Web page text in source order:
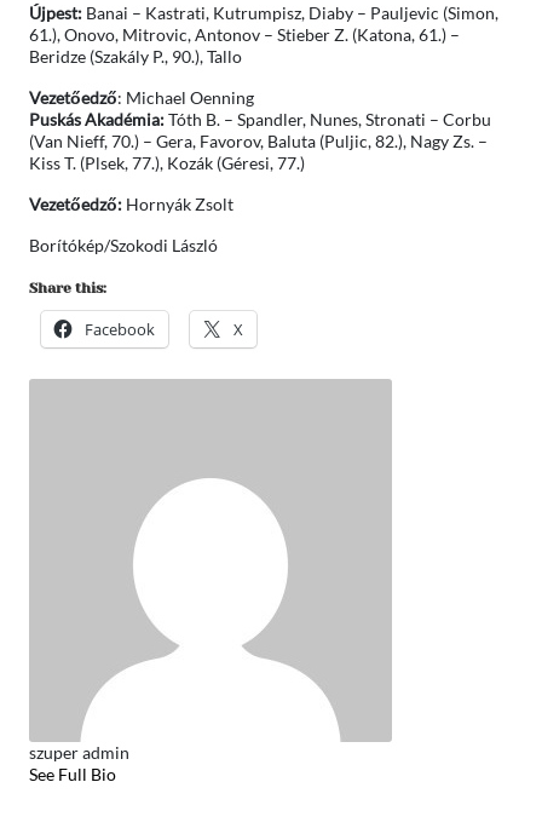
Újpest: Banai – Kastrati, Kutrumpisz, Diaby – Pauljevic (Simon,
61.), Onovo, Mitrovic, Antonov – Stieber Z. (Katona, 61.) –
Beridze (Szakály P., 90.), Tallo
Vezetőedző: Michael Oenning
Puskás Akadémia:Tóth B. – Spandler, Nunes, Stronati – Corbu
(Van Nieff, 70.) – Gera, Favorov, Baluta (Puljic, 82.), Nagy Zs. –
Kiss T. (Plsek, 77.), Kozák (Géresi, 77.)
Vezetőedző:Hornyák Zsolt
Borítókép/Szokodi László
Share this:
Facebook X
szuper admin
See Full Bio